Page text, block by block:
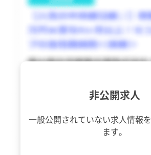
神津島村
三宅村
御蔵島村
小笠原村
非公開求人
一般公開されていない求人情報を
ます。
神津島村
三宅村
御蔵島村
小笠原村